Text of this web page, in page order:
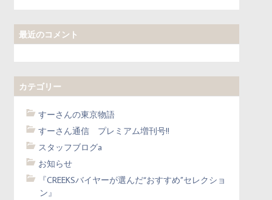
最近のコメント
カテゴリー
すーさんの東京物語
すーさん通信 プレミアム増刊号!!
スタッフブログa
お知らせ
『CREEKSバイヤーが選んだ“おすすめ”セレクショ
ン』